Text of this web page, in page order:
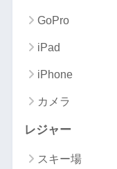
GoPro
iPad
iPhone
カメラ
レジャー
スキー場